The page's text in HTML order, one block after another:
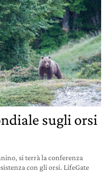
sugli orsi
si terrà la conferenza
con gli orsi. LifeGate